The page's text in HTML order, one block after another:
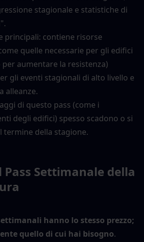
stagionale e statistiche di
principali: contiene risorse
quelle necessarie per gli edifici
aumentare la resistenza)
gli eventi stagionali di alto livello e
alleanze.
di questo pass (come i
degli edifici) spesso scadono o si
termine della stagione.
Pass Settimanale della
hanno lo stesso prezzo;
quello di cui hai bisogno.